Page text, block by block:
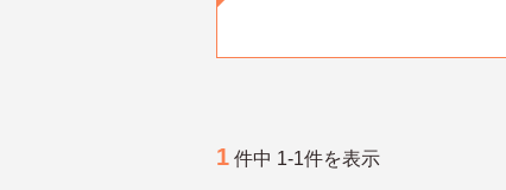
1 件中 1-1件を表示